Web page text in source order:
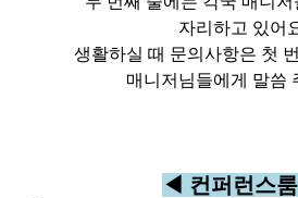
자리하고 있어
생활하실 때 문의사항은 첫
매니저님들에게 말씀
◀ 컨퍼런스